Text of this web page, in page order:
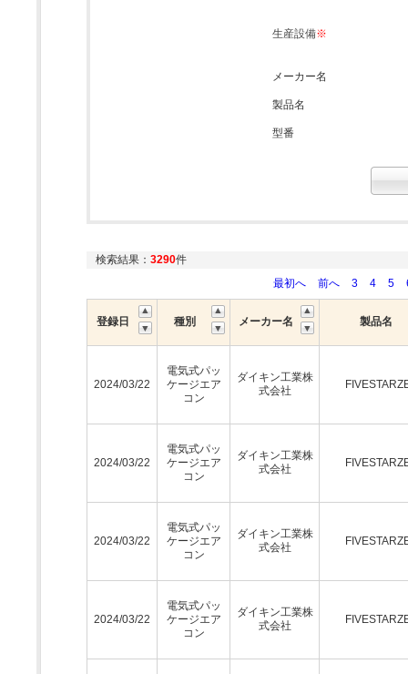
生産設備※
メーカー名
製品名
型番
検索結果： 3290件
最初へ
前へ 3 4 5
登録日 種別 メーカー名 製品名
2024/03/22
電気式パッ
ケージエア
コン
ダイキン工業株
式会社
2024/03/22
電気式パッ
ケージエア
コン
ダイキン工業株
式会社
2024/03/22
電気式パッ
ケージエア
コン
ダイキン工業株
式会社
2024/03/22
電気式パッ
ケージエア
コン
ダイキン工業株
式会社